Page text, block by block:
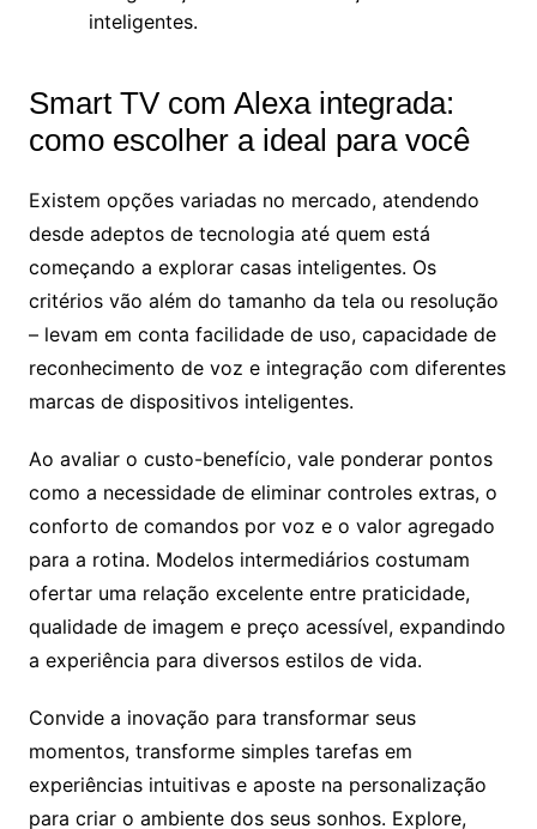
inteligentes.
Smart TV com Alexa integrada:
como escolher a ideal para você
Existem opções variadas no mercado, atendendo
desde adeptos de tecnologia até quem está
começando a explorar casas inteligentes. Os
critérios vão além do tamanho da tela ou resolução
– levam em conta facilidade de uso, capacidade de
reconhecimento de voz e integração com diferentes
marcas de dispositivos inteligentes.
Ao avaliar o custo-benefício, vale ponderar pontos
como a necessidade de eliminar controles extras, o
conforto de comandos por voz e o valor agregado
para a rotina. Modelos intermediários costumam
ofertar uma relação excelente entre praticidade,
qualidade de imagem e preço acessível, expandindo
a experiência para diversos estilos de vida.
Convide a inovação para transformar seus
momentos, transforme simples tarefas em
experiências intuitivas e aposte na personalização
para criar o ambiente dos seus sonhos. Explore,